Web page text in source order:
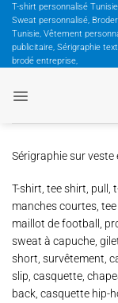
Passer
contenu
T-shirt personnalisé
Sweat personnalisé,
Tunisie, Vêtement
publicitaire, Sérigraphie
brodé entreprise,
Sérigraphie sur veste
T-shirt, tee shirt, pull,
manches courtes,
maillot de football,
sweat à capuche,
short, survêtement,
slip, casquette,
back, casquette hip-